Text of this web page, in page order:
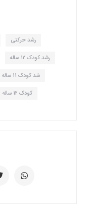
رشد حرکتی
رشد کودک 12 ساله
شد کودک 11 ساله
کودک 12 ساله